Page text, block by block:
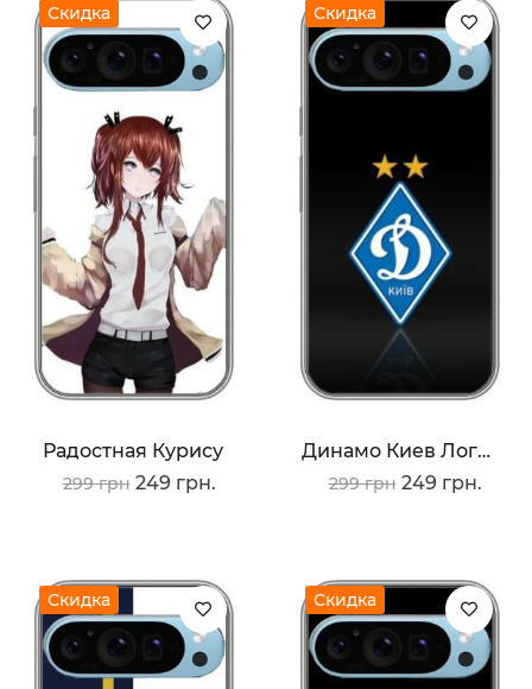
Скидка
Радостная Курису
299 грн 249 грн.
Скидка
Динамо Киев Логотип
299 грн 249 грн.
Скидка Скидка